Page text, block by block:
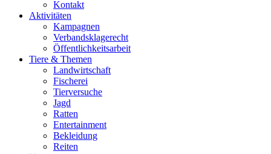
Kontakt
Aktivitäten
Kampagnen
Verbandsklagerecht
Öffentlichkeitsarbeit
Tiere & Themen
Landwirtschaft
Fischerei
Tierversuche
Jagd
Ratten
Entertainment
Bekleidung
Reiten